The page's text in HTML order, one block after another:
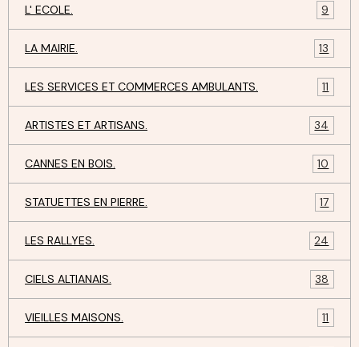
L' ECOLE. 9
LA MAIRIE. 13
LES SERVICES ET COMMERCES AMBULANTS. 11
ARTISTES ET ARTISANS. 34
CANNES EN BOIS. 10
STATUETTES EN PIERRE. 17
LES RALLYES. 24
CIELS ALTIANAIS. 38
VIEILLES MAISONS. 11